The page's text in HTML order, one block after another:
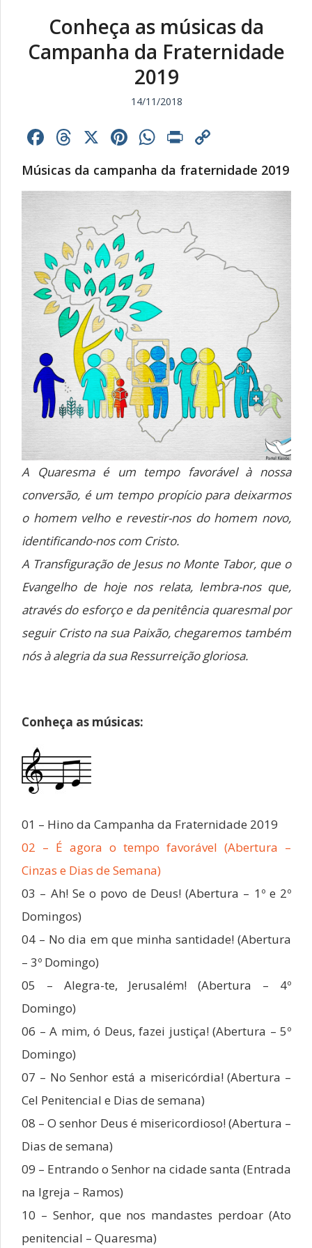
Conheça as músicas da
Campanha da Fraternidade
2019
14/11/2018
Facebook
Threads
X Pinterest
WhatsApp
Print
Link
Músicas da campanha da fraternidade 2019
A Quaresma é um tempo favorável à nossa
conversão, é um tempo propício para deixarmos
o homem velho e revestir-nos do homem novo,
identificando-nos com Cristo.
A Transfiguração de Jesus no Monte Tabor, que o
Evangelho de hoje nos relata, lembra-nos que,
através do esforço e da penitência quaresmal por
seguir Cristo na sua Paixão, chegaremos também
nós à alegria da sua Ressurreição gloriosa.
Conheça as músicas:
01 – Hino da Campanha da Fraternidade 2019
02 – É agora o tempo favorável (Abertura –
Cinzas e Dias de Semana)
03 – Ah! Se o povo de Deus! (Abertura – 1º e 2º
Domingos)
04 – No dia em que minha santidade! (Abertura
– 3º Domingo)
05 – Alegra-te, Jerusalém! (Abertura – 4º
Domingo)
06 – A mim, ó Deus, fazei justiça! (Abertura – 5º
Domingo)
07 – No Senhor está a misericórdia! (Abertura –
Cel Penitencial e Dias de semana)
08 – O senhor Deus é misericordioso! (Abertura –
Dias de semana)
09 – Entrando o Senhor na cidade santa (Entrada
na Igreja – Ramos)
10 – Senhor, que nos mandastes perdoar (Ato
penitencial – Quaresma)